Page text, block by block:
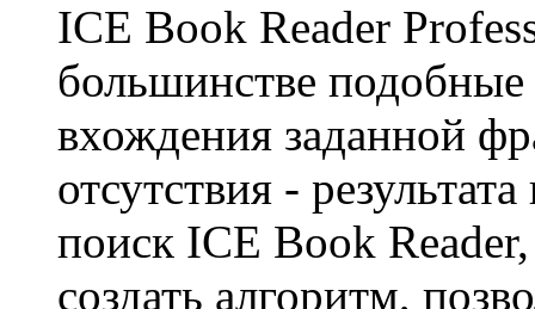
ICE Book Reader
большинстве
вхождения заданной
отсутствия -
поиск ICE Book
создать алгоритм,